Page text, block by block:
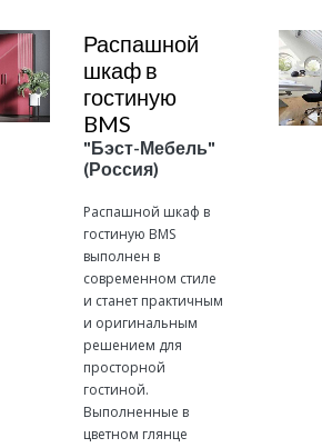
Распашной
шкаф в
гостиную
BMS
"Бэст-Мебель"
(Россия)
Распашной шкаф в
гостиную BMS
выполнен в
современном стиле
и станет практичным
и оригинальным
решением для
просторной
гостиной.
Выполненные в
цветном глянце